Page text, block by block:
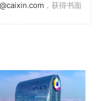
，获得书面